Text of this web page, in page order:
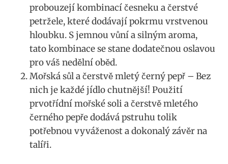
probouzejí ⁢kombinací česneku a čerstvé
petržele, které dodávají pokrmu vrstvenou
hloubku. ⁤S jemnou vůní a silným ‍aroma,
tato kombinace se stane dodatečnou oslavou
⁣pro váš nedělní oběd.
Mořská sůl a​ čerstvě mletý‌ černý pepř – Bez
nich je každé jídlo⁢ chutnější! Použití
⁣prvotřídní ‍mořské soli a ⁢čerstvě mletého
černého pepře ⁤dodává pstruhu tolik
potřebnou vyváženost ⁢a dokonalý⁣ závěr na⁢
talíři.